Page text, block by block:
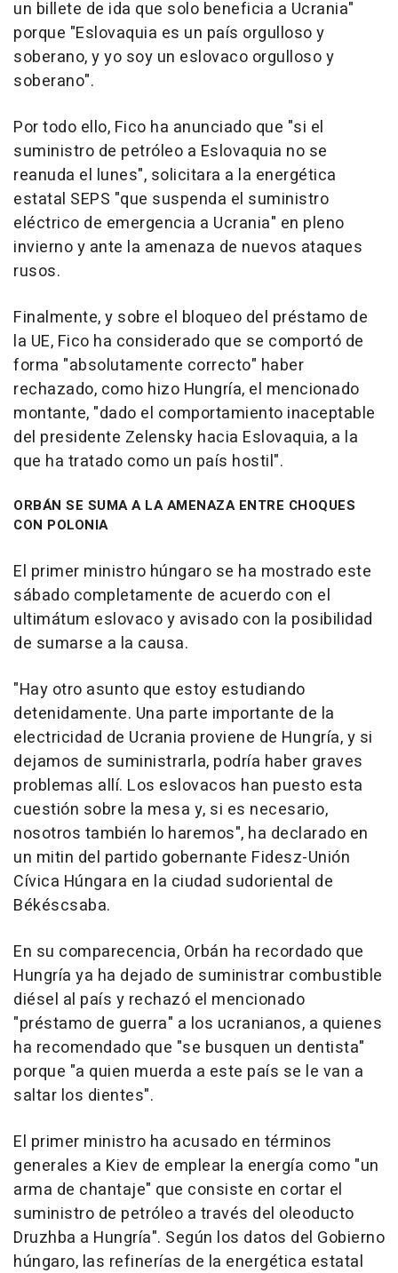
un billete de ida que solo beneficia a Ucrania"
porque "Eslovaquia es un país orgulloso y
soberano, y yo soy un eslovaco orgulloso y
soberano".
Por todo ello, Fico ha anunciado que "si el
suministro de petróleo a Eslovaquia no se
reanuda el lunes", solicitara a la energética
estatal SEPS "que suspenda el suministro
eléctrico de emergencia a Ucrania" en pleno
invierno y ante la amenaza de nuevos ataques
rusos.
Finalmente, y sobre el bloqueo del préstamo de
la UE, Fico ha considerado que se comportó de
forma "absolutamente correcto" haber
rechazado, como hizo Hungría, el mencionado
montante, "dado el comportamiento inaceptable
del presidente Zelensky hacia Eslovaquia, a la
que ha tratado como un país hostil".
ORBÁN SE SUMA A LA AMENAZA ENTRE CHOQUES
CON POLONIA
El primer ministro húngaro se ha mostrado este
sábado completamente de acuerdo con el
ultimátum eslovaco y avisado con la posibilidad
de sumarse a la causa.
"Hay otro asunto que estoy estudiando
detenidamente. Una parte importante de la
electricidad de Ucrania proviene de Hungría, y si
dejamos de suministrarla, podría haber graves
problemas allí. Los eslovacos han puesto esta
cuestión sobre la mesa y, si es necesario,
nosotros también lo haremos", ha declarado en
un mitin del partido gobernante Fidesz-Unión
Cívica Húngara en la ciudad sudoriental de
Békéscsaba.
En su comparecencia, Orbán ha recordado que
Hungría ya ha dejado de suministrar combustible
diésel al país y rechazó el mencionado
"préstamo de guerra" a los ucranianos, a quienes
ha recomendado que "se busquen un dentista"
porque "a quien muerda a este país se le van a
saltar los dientes".
El primer ministro ha acusado en términos
generales a Kiev de emplear la energía como "un
arma de chantaje" que consiste en cortar el
suministro de petróleo a través del oleoducto
Druzhba a Hungría". Según los datos del Gobierno
húngaro, las refinerías de la energética estatal